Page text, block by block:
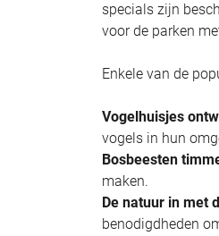
specials zijn
voor de parken
Enkele van de
Vogelhuisjes
vogels in hun
Bosbeesten
maken.
De natuur in met
benodigdheden